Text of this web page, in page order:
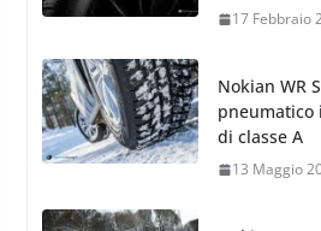
13 Maggio
Nokian WR
Pneumatici
condizioni
23 Aprile